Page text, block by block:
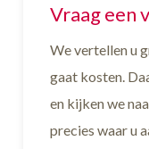
Vraag een
We vertellen u
gaat kosten.
en kijken we
precies waar u